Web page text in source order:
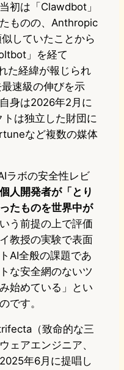
初は「Clawdbot」
ものの、Anthropic
していたことから
」を経て
た経緯が報じられ
速級の伸びを示
身は2026年2月に
は独立した財団に
など複数の媒体
ラボの安全性レビ
個人開発者が「とり
たものを世界中が
う前提の上で評価
教授の実験で表面
AI全般の課題であ
な安全網のないツ
始めている」とい
です。
（致命的な三
ェアエンジニア、
年6月に提唱し